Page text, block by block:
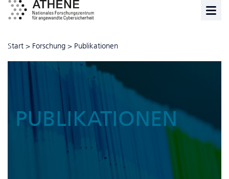
Start > Forschung > Publikationen
PUBLIKATIONEN